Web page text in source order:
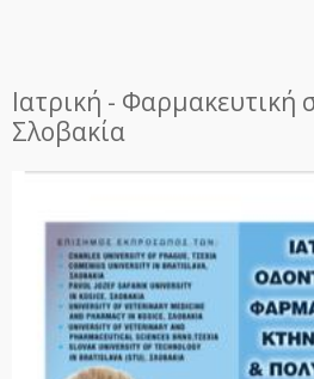
Ιατρική - Φαρμακευτική
Σλοβακία